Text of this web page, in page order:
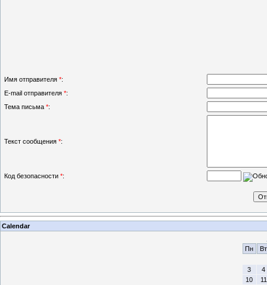
Имя отправителя *:
E-mail отправителя *:
Тема письма *:
Текст сообщения *:
Код безопасности *:
Calendar
Пн
Вт
3
4
10
11